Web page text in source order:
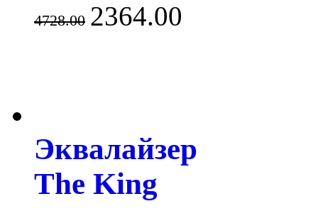
4728.00 2364.00
Эквалайзер
The King